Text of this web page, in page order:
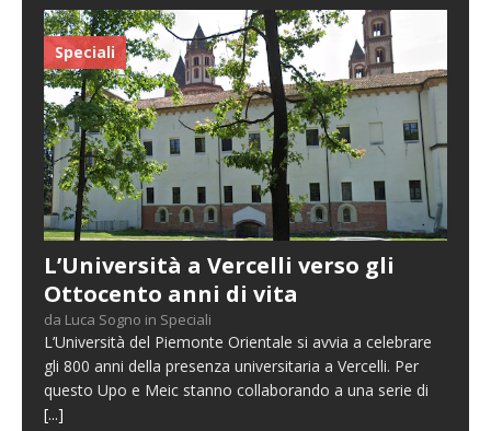
Speciali
L’Università a Vercelli verso gli
Ottocento anni di vita
da Luca Sogno in Speciali
L’Università del Piemonte Orientale si avvia a celebrare
gli 800 anni della presenza universitaria a Vercelli. Per
questo Upo e Meic stanno collaborando a una serie di
[...]